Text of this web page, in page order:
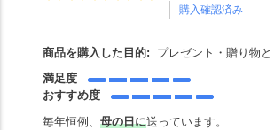
購入確認済み
商品を購入した目的:
プレゼント・贈り物と
満足度
おすすめ度
毎年恒例、 母の日に送っています。